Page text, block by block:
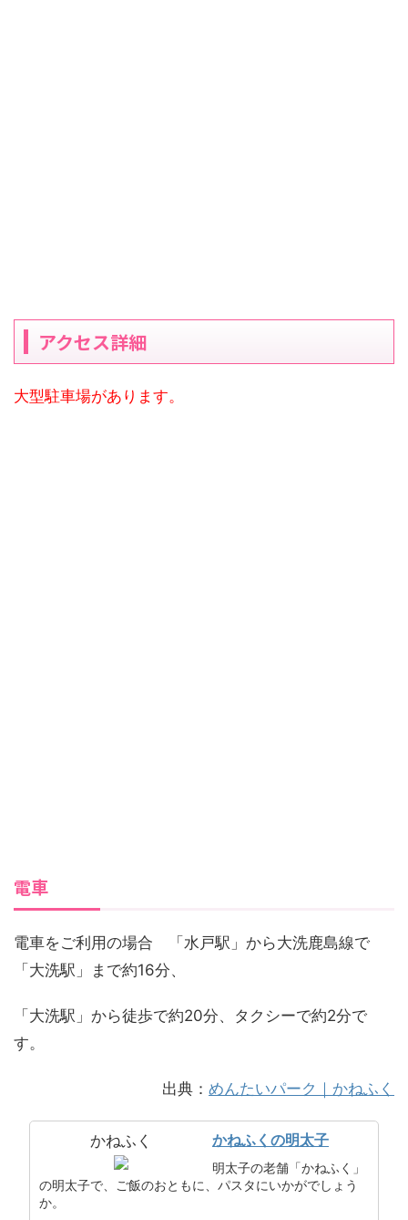
アクセス詳細
大型駐車場があります。
電車
電車をご利用の場合 「水戸駅」から大洗鹿島線で
「大洗駅」まで約16分、
「大洗駅」から徒歩で約20分、タクシーで約2分で
す。
出典： めんたいパーク｜かねふく
かねふく かねふくの明太子
明太子の老舗「かねふく」
の明太子で、ご飯のおともに、パスタにいかがでしょう
か。